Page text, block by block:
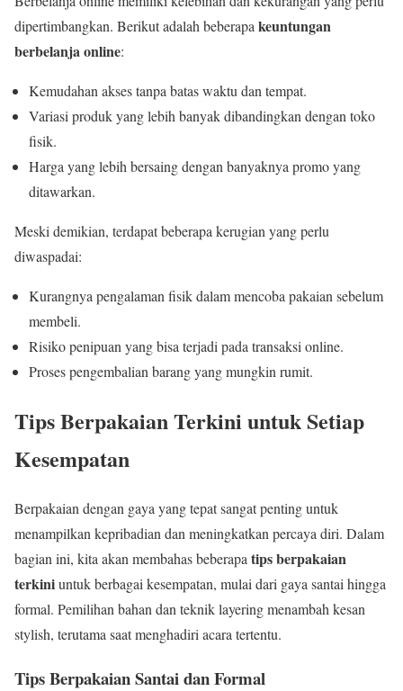
dipertimbangkan. Berikut adalah beberapakeuntungan
berbelanja online:
Kemudahan akses tanpa batas waktu dan tempat.
Variasi produk yang lebih banyak dibandingkan dengan toko
fisik.
Harga yang lebih bersaing dengan banyaknya promo yang
ditawarkan.
Meski demikian, terdapat beberapa kerugian yang perlu
diwaspadai:
Kurangnya pengalaman fisik dalam mencoba pakaian sebelum
membeli.
Risiko penipuan yang bisa terjadi pada transaksi online.
Proses pengembalian barang yang mungkin rumit.
Tips Berpakaian Terkini untuk Setiap
Kesempatan
Berpakaian dengan gaya yang tepat sangat penting untuk
menampilkan kepribadian dan meningkatkan percaya diri. Dalam
bagian ini, kita akan membahas beberapa tips berpakaian
terkiniuntuk berbagai kesempatan, mulai dari gaya santai hingga
formal. Pemilihan bahan dan teknik layering menambah kesan
stylish, terutama saat menghadiri acara tertentu.
Tips Berpakaian Santai dan Formal